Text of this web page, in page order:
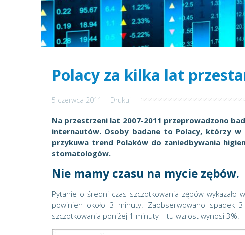
Polacy za kilka lat
5 czerwca 2011 --- Drukuj
Na przestrzeni lat 2007-2011 przeprowadzono
internautów. Osoby badane to Polacy, którzy
przykuwa trend Polaków do zaniedbywania
stomatologów.
Nie mamy czasu na mycie zębów.
Pytanie o średni czas szczotkowania zębów
powinien około 3 minuty. Zaobserwowano spadek
szczotkowania poniżej 1 minuty – tu wzrost wynosi 3%.